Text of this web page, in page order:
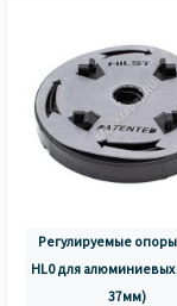
Регулируемые опоры
HL0 для алюминиевых
37мм)